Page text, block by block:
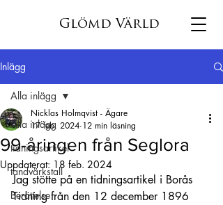
Glömd Värld
Inlägg
Alla inlägg
tidningsartikel
tandvärkstall
Berättelse
Alla inlägg
99-åringen från Seglora
Nicklas Holmqvist - Ägare
17 feb. 2024 12 min läsning
Uppdaterat: 18 feb. 2024
Jag stötte på en tidningsartikel i Borås
Tidning från den 12 december 1896